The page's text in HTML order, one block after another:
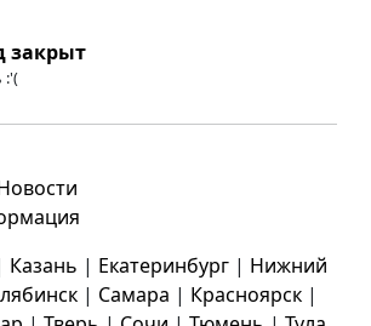
закрыт
:'(
Казань | Екатеринбург | Нижний
| Самара | Красноярск |